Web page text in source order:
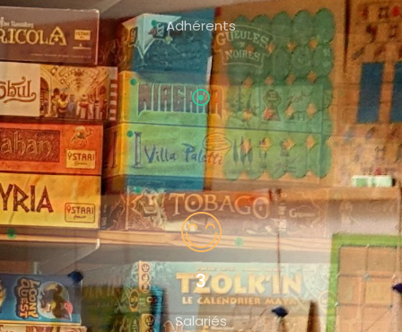
Adhérents
3
Salariés